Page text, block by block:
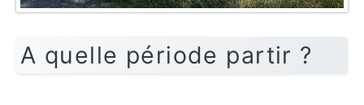
A quelle période partir ?